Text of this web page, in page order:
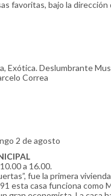
favoritas, bajo la dirección
Exótica. Deslumbrante
Correa
2 de agosto
a 16.00.
fue la primera
esta casa funciona como